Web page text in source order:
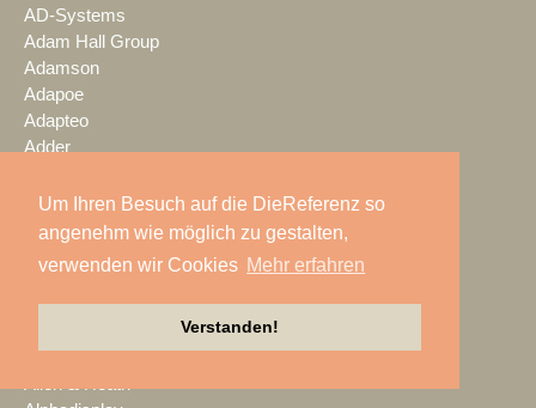
Um Ihren Besuch auf die DieReferenz so
angenehm wie möglich zu gestalten,
verwenden wir Cookies Mehr erfahren
Verstanden!
AD-Systems
Adam Hall Group
Adamson
Adapoe
Adapteo
Adder
AES Veranstaltungstechnik
AFMG
Akademie der OETHG